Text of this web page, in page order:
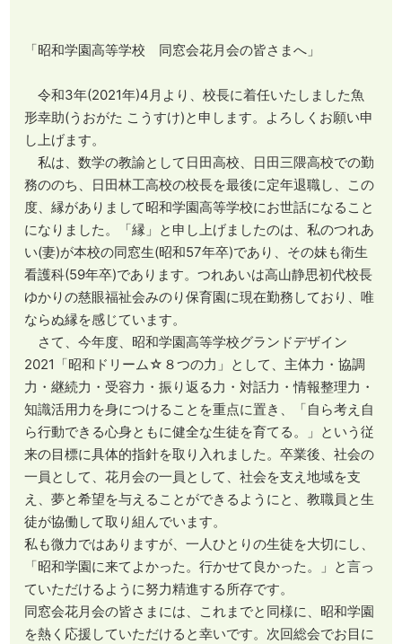
「昭和学園高等学校 同窓会花月会の皆さまへ」
令和3年(2021年)4月より、校長に着任いたしました魚
形幸助(うおがた こうすけ)と申します。よろしくお願い申
し上げます。
私は、数学の教諭として日田高校、日田三隈高校での勤
務ののち、日田林工高校の校長を最後に定年退職し、この
度、縁がありまして昭和学園高等学校にお世話になること
になりました。「縁」と申し上げましたのは、私のつれあ
い(妻)が本校の同窓生(昭和57年卒)であり、その妹も衛生
看護科(59年卒)であります。つれあいは高山静思初代校長
ゆかりの慈眼福祉会みのり保育園に現在勤務しており、唯
ならぬ縁を感じています。
さて、今年度、昭和学園高等学校グランドデザイン
2021「昭和ドリーム☆８つの力」として、主体力・協調
力・継続力・受容力・振り返る力・対話力・情報整理力・
知識活用力を身につけることを重点に置き、「自ら考え自
ら行動できる心身ともに健全な生徒を育てる。」という従
来の目標に具体的指針を取り入れました。卒業後、社会の
一員として、花月会の一員として、社会を支え地域を支
え、夢と希望を与えることができるようにと、教職員と生
徒が協働して取り組んでいます。
私も微力ではありますが、一人ひとりの生徒を大切にし、
「昭和学園に来てよかった。行かせて良かった。」と言っ
ていただけるように努力精進する所存です。
同窓会花月会の皆さまには、これまでと同様に、昭和学園
を熱く応援していただけると幸いです。次回総会でお目に